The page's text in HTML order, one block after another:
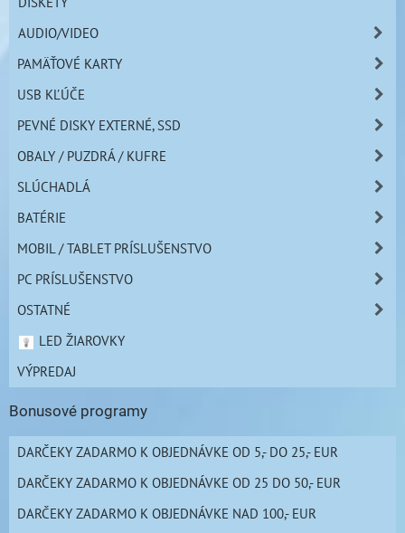
AUDIO/VIDEO
PAMÄŤOVÉ KARTY
USB KĽÚČE
PEVNÉ DISKY EXTERNÉ, SSD
OBALY / PUZDRÁ / KUFRE
SLÚCHADLÁ
BATÉRIE
MOBIL / TABLET PRÍSLUŠENSTVO
PC PRÍSLUŠENSTVO
OSTATNÉ
LED ŽIAROVKY
VÝPREDAJ
Bonusové programy
DARČEKY ZADARMO K OBJEDNÁVKE OD 5,- DO 25,- EUR
DARČEKY ZADARMO K OBJEDNÁVKE OD 25 DO 50,- EUR
DARČEKY ZADARMO K OBJEDNÁVKE NAD 100,- EUR